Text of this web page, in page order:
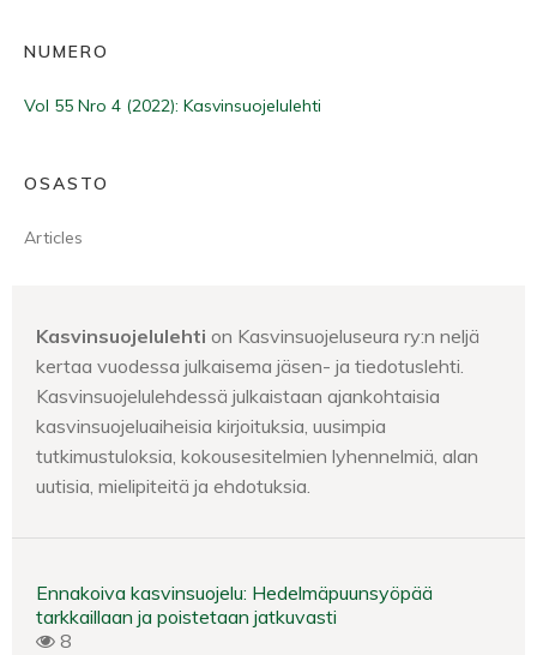
NUMERO
Vol 55 Nro 4 (2022): Kasvinsuojelulehti
OSASTO
Articles
Kasvinsuojelulehti on Kasvinsuojeluseura ry:n neljä
kertaa vuodessa julkaisema jäsen- ja tiedotuslehti.
Kasvinsuojelulehdessä julkaistaan ajankohtaisia
kasvinsuojeluaiheisia kirjoituksia, uusimpia
tutkimustuloksia, kokousesitelmien lyhennelmiä, alan
uutisia, mielipiteitä ja ehdotuksia.
Ennakoiva kasvinsuojelu: Hedelmäpuunsyöpää
tarkkaillaan ja poistetaan jatkuvasti
8